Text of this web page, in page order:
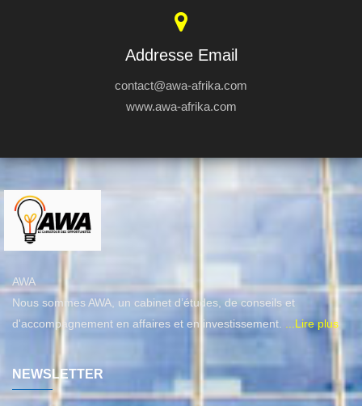
Addresse Email
contact@awa-afrika.com
www.awa-afrika.com
AWA
Nous sommes AWA, un cabinet d’études, de conseils et
d'accompagnement en affaires et en investissement.
...Lire plus
NEWSLETTER